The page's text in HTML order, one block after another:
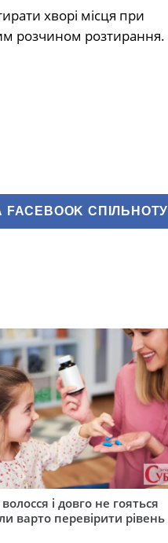
хворі місця при
розчином розтирання.
СПІЛЬНОТУ
і довго не гояться
варто перевірити рівень